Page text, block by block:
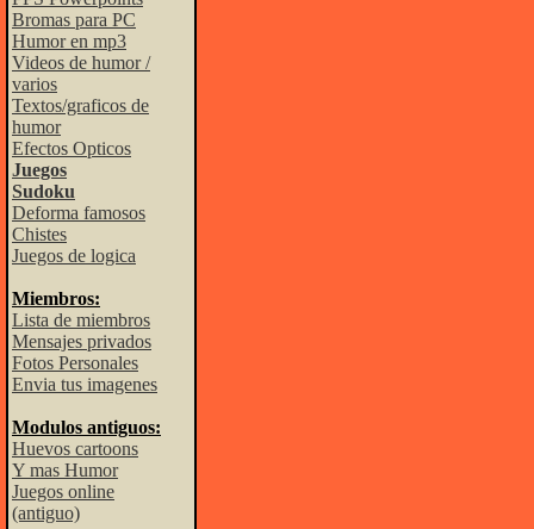
Bromas para PC
Humor en mp3
Videos de humor /
varios
Textos/graficos de
humor
Efectos Opticos
Juegos
Sudoku
Deforma famosos
Chistes
Juegos de logica
Miembros:
Lista de miembros
Mensajes privados
Fotos Personales
Envia tus imagenes
Modulos antiguos:
Huevos cartoons
Y mas Humor
Juegos online
(antiguo)